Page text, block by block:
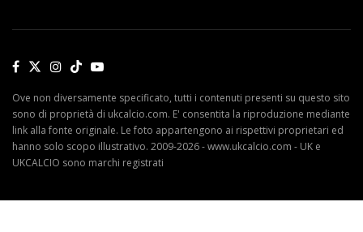
Ove non diversamente specificato, tutti i contenuti presenti su questo sito
sono di proprietà di ukcalcio.com. E' consentita la riproduzione mediante
link alla fonte originale. Le foto appartengono ai rispettivi proprietari ed
hanno solo scopo illustrativo. 2009-2026 - www.ukcalcio.com - UK e
UKCALCIO sono marchi registrati